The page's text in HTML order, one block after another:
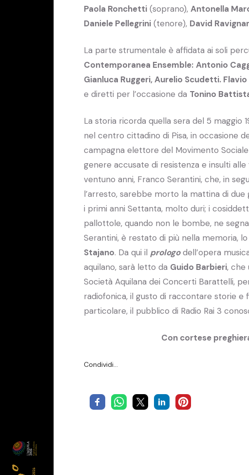
Paola Ronchetti (soprano), Antonella
Daniele Pellegrini (tenore), David
La parte strumentale è affidata ai soli
Contemporanea Ensemble: Antonio
Gianluca Ruggeri, Aurelio Scudetti. Flavio
e diretti per l’occasione da Tonino
La storia ricorda quella sera del 5 maggio
nel centro cittadino di Pisa, in occasione
campagna elettore del Movimento
genere accusate di resistenza e insulti alle
ventuno anni, Franco Serantini, che, in
l’arresto, sarebbe morto la mattina di
i primi anni Settanta, molto duri; i
pallottole, quando non le bombe, ne
Serantini, è restato di più nella memoria,
Stajano. Da qui il prologodell’opera
aquilano, sarà letto da Guido Barbieri, che
Società Aquilana dei Concerti Barattelli,
radiofonica, il gusto di raccontare storie e
particolare, il pubblico di Radio Rai 3
Con cortese
Condividi…